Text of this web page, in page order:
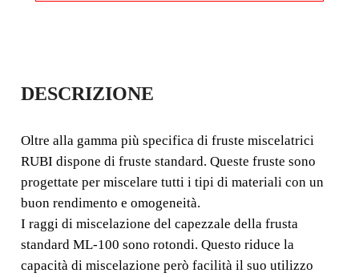
MEZCLADOR
BATIDOR PAINT
Oltre alla gamma più specifica di fruste miscelatrici
RUBI dispone di fruste standard. Queste fruste sono
progettate per miscelare tutti i tipi di materiali con un
buon rendimento e omogeneità.
DESCRIZIONE
Oltre alla gamma più specifica di fruste miscelatrici
RUBI dispone di fruste standard. Queste fruste sono
progettate per miscelare tutti i tipi di materiali con un
buon rendimento e omogeneità.
I raggi di miscelazione del capezzale della frusta
standard ML-100 sono rotondi. Questo riduce la
capacità di miscelazione però facilità il suo utilizzo